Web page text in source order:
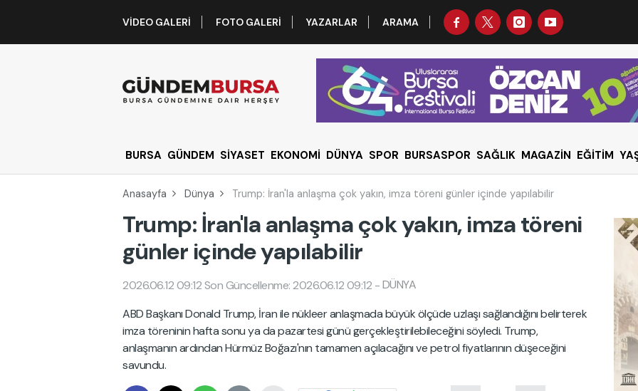
VIDEO GALERI FOTO GALERI YAZARLAR ARAMA
BURSA GÜNDEM SİYASET EKONOMİ DÜNYA SPOR BURSASPOR SAĞLIK MAGAZİN EĞİTİM
Anasayfa Dünya Trump: İran'la anlaşma çok yakın, imza töreni günler içinde yapılabilir
Trump: İran'la anlaşma çok yakın, imza töreni
günler içinde yapılabilir
2026.06.12 09:12 Son Güncellenme: 2026.06.12 09:12 -DÜNYA
ABD Başkanı Donald Trump, İran ile nükleer anlaşmada büyük ölçüde uzlaşı sağlandığını belirterek
imza töreninin hafta sonu ya da pazartesi günü gerçekleştirilebileceğini söyledi. Trump,
anlaşmanın ardından Hürmüz Boğazı'nın tamamen açılacağını ve petrol fiyatlarının düşeceğini
savundu.